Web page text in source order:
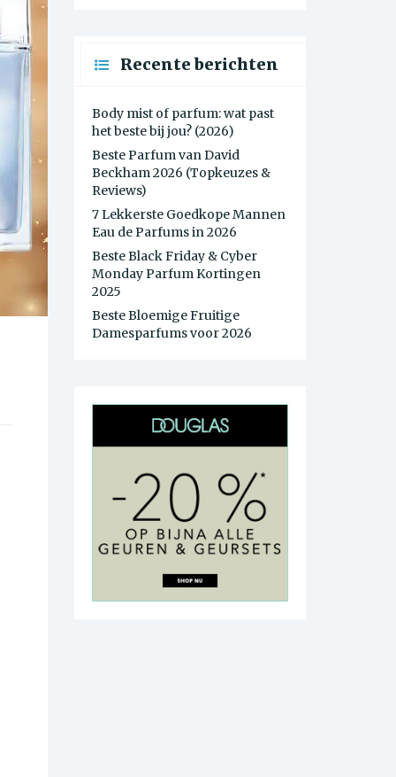
Recente berichten
Body mist of parfum: wat past
het beste bij jou? (2026)
Beste Parfum van David
Beckham 2026 (Topkeuzes &
Reviews)
7 Lekkerste Goedkope Mannen
Eau de Parfums in 2026
Beste Black Friday & Cyber
Monday Parfum Kortingen
2025
Beste Bloemige Fruitige
Damesparfums voor 2026